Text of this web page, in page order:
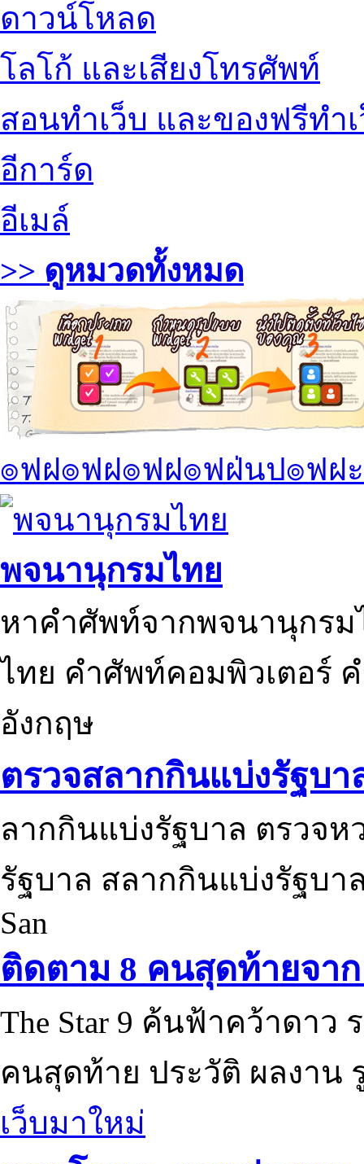
ดาวน์โหลด
โลโก้ และเสียงโทรศัพท์
สอนทำเว็บ และของฟรีทำ
อีการ์ด
อีเมล์
>> ดูหมวดทั้งหมด
๏ฟฝ๏ฟฝ๏ฟฝ๏ฟฝ่นป๏ฟฝ
พจนานุกรมไทย
หาคำศัพท์จากพจนานุกรม
ไทย คำศัพท์คอมพิวเตอร์
อังกฤษ
ตรวจสลากกินแบ่งรัฐบา
ลากกินแบ่งรัฐบาล ตรวจ
รัฐบาล สลากกินแบ่งรัฐบา
San
ติดตาม 8 คนสุดท้ายจาก
The Star 9 ค้นฟ้าคว้าดาว
คนสุดท้าย ประวัติ ผลงาน
เว็บมาใหม่